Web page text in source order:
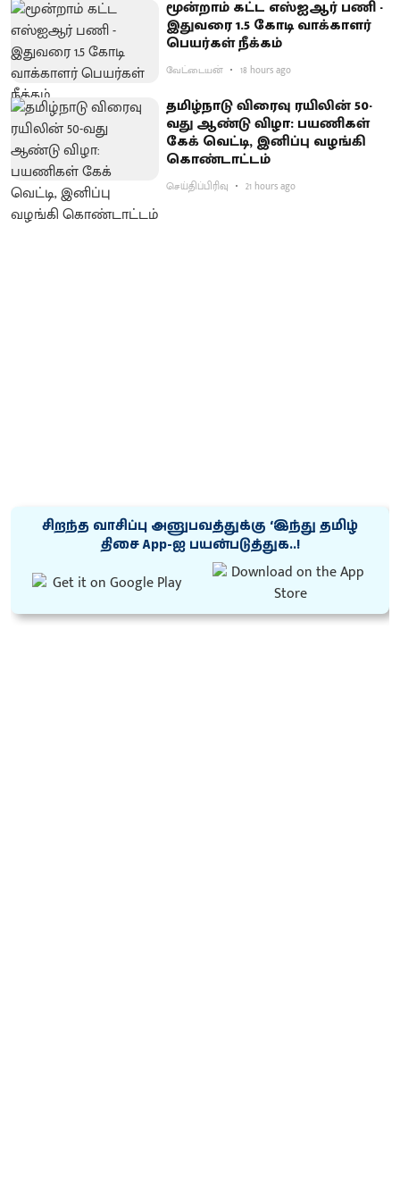
மூன்றாம் கட்ட எஸ்ஐஆர் பணி -
இதுவரை 1.5 கோடி வாக்காளர்
பெயர்கள் நீக்கம்
வேட்டையன் 18 hours ago
தமிழ்நாடு விரைவு ரயிலின் 50-
வது ஆண்டு விழா: பயணிகள்
கேக் வெட்டி, இனிப்பு வழங்கி
கொண்டாட்டம்
செய்திப்பிரிவு 21 hours ago
சிறந்த வாசிப்பு அனுபவத்துக்கு ‘இந்து தமிழ்
திசை App-ஐ பயன்படுத்துக..!